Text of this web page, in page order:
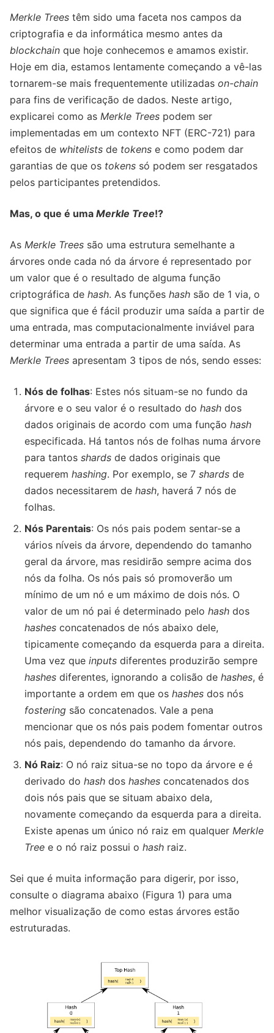
Merkle Trees têm sido uma faceta nos campos da
criptografia e da informática mesmo antes da
blockchain que hoje conhecemos e amamos existir.
Hoje em dia, estamos lentamente começando a vê-las
tornarem-se mais frequentemente utilizadas on-chain
para fins de verificação de dados. Neste artigo,
explicarei como as Merkle Trees podem ser
implementadas em um contexto NFT (ERC-721) para
efeitos de whitelists de tokens e como podem dar
garantias de que os tokens só podem ser resgatados
pelos participantes pretendidos.
Mas, o que é uma Merkle Tree!?
As Merkle Trees são uma estrutura semelhante a
árvores onde cada nó da árvore é representado por
um valor que é o resultado de alguma função
criptográfica de hash. As funções hash são de 1 via, o
que significa que é fácil produzir uma saída a partir de
uma entrada, mas computacionalmente inviável para
determinar uma entrada a partir de uma saída. As
Merkle Trees apresentam 3 tipos de nós, sendo esses:
Nós de folhas: Estes nós situam-se no fundo da
árvore e o seu valor é o resultado do hash dos
dados originais de acordo com uma função hash
especificada. Há tantos nós de folhas numa árvore
para tantos shards de dados originais que
requerem hashing. Por exemplo, se 7 shards de
dados necessitarem de hash, haverá 7 nós de
folhas.
Nós Parentais: Os nós pais podem sentar-se a
vários níveis da árvore, dependendo do tamanho
geral da árvore, mas residirão sempre acima dos
nós da folha. Os nós pais só promoverão um
mínimo de um nó e um máximo de dois nós. O
valor de um nó pai é determinado pelo hash dos
hashes concatenados de nós abaixo dele,
tipicamente começando da esquerda para a direita.
Uma vez que inputs diferentes produzirão sempre
hashes diferentes, ignorando a colisão de hashes, é
importante a ordem em que os hashes dos nós
fostering são concatenados. Vale a pena
mencionar que os nós pais podem fomentar outros
nós pais, dependendo do tamanho da árvore.
Nó Raiz: O nó raiz situa-se no topo da árvore e é
derivado do hash dos hashes concatenados dos
dois nós pais que se situam abaixo dela,
novamente começando da esquerda para a direita.
Existe apenas um único nó raiz em qualquer Merkle
Tree e o nó raiz possui o hash raiz.
Sei que é muita informação para digerir, por isso,
consulte o diagrama abaixo (Figura 1) para uma
melhor visualização de como estas árvores estão
estruturadas.